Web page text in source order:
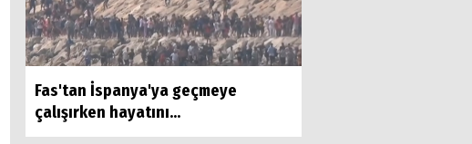
Fas'tan İspanya'ya geçmeye
çalışırken hayatını...